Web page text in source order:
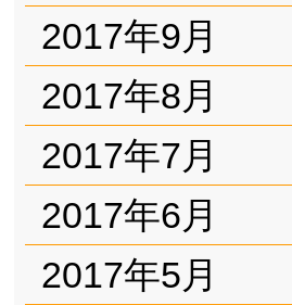
2017年9月
2017年8月
2017年7月
2017年6月
2017年5月